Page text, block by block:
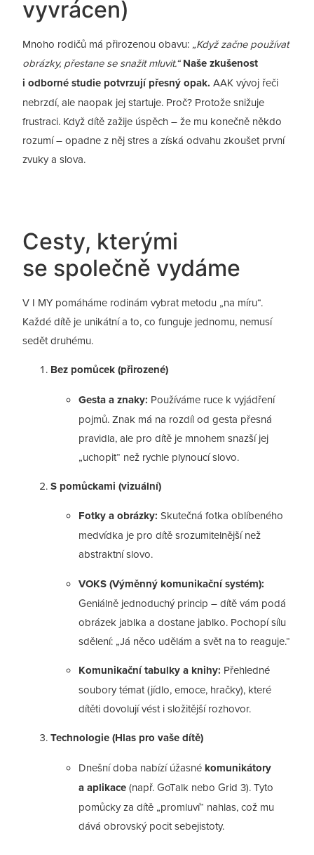
vyvrácen)
Mnoho rodičů má přirozenou obavu: „Když začne používat
obrázky, přestane se snažit mluvit.“ Naše zkušenost
i odborné studie potvrzují přesný opak. AAK vývoj řeči
nebrzdí, ale naopak jej startuje. Proč? Protože snižuje
frustraci. Když dítě zažije úspěch – že mu konečně někdo
rozumí – opadne z něj stres a získá odvahu zkoušet první
zvuky a slova.
Cesty, kterými
se společně vydáme
V I MY pomáháme rodinám vybrat metodu „na míru“.
Každé dítě je unikátní a to, co funguje jednomu, nemusí
sedět druhému.
Bez pomůcek (přirozené)
Gesta a znaky: Používáme ruce k vyjádření
pojmů. Znak má na rozdíl od gesta přesná
pravidla, ale pro dítě je mnohem snazší jej
„uchopit“ než rychle plynoucí slovo.
S pomůckami (vizuální)
Fotky a obrázky: Skutečná fotka oblíbeného
medvídka je pro dítě srozumitelnější než
abstraktní slovo.
VOKS (Výměnný komunikační systém):
Geniálně jednoduchý princip – dítě vám podá
obrázek jablka a dostane jablko. Pochopí sílu
sdělení: „Já něco udělám a svět na to reaguje.“
Komunikační tabulky a knihy: Přehledné
soubory témat (jídlo, emoce, hračky), které
dítěti dovolují vést i složitější rozhovor.
Technologie (Hlas pro vaše dítě)
Dnešní doba nabízí úžasné komunikátory
a aplikace(např. GoTalk nebo Grid 3). Tyto
pomůcky za dítě „promluví“ nahlas, což mu
dává obrovský pocit sebejistoty.